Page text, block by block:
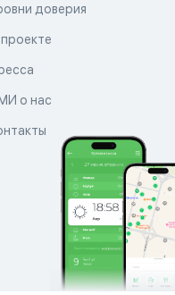
доверия
о нас